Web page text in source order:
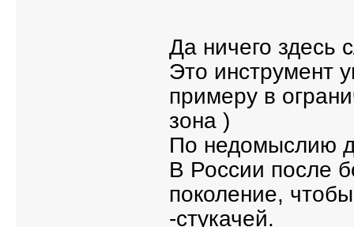
Да ничего здесь
Это инструмент
примеру в
зона )
По недомыслию
В России после
поколение,
-стукачей.